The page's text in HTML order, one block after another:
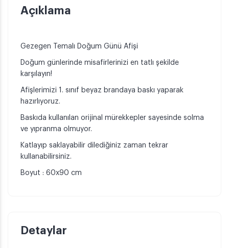
Açıklama
Gezegen Temalı Doğum Günü Afişi
Doğum günlerinde misafirlerinizi en tatlı şekilde
karşılayın!
Afişlerimizi 1. sınıf beyaz brandaya baskı yaparak
hazırlıyoruz.
Baskıda kullanılan orijinal mürekkepler sayesinde solma
ve yıpranma olmuyor.
Katlayıp saklayabilir dilediğiniz zaman tekrar
kullanabilirsiniz.
Boyut : 60x90 cm
Detaylar